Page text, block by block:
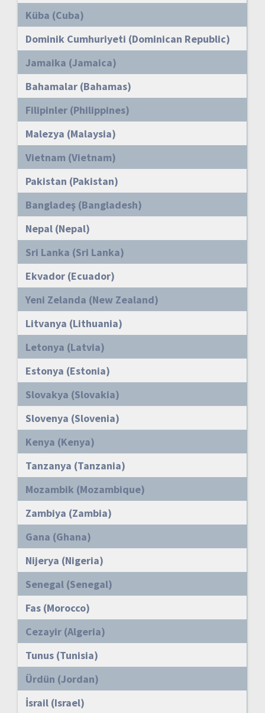
Küba (Cuba)
Dominik Cumhuriyeti (Dominican Republic)
Jamaika (Jamaica)
Bahamalar (Bahamas)
Filipinler (Philippines)
Malezya (Malaysia)
Vietnam (Vietnam)
Pakistan (Pakistan)
Bangladeş (Bangladesh)
Nepal (Nepal)
Sri Lanka (Sri Lanka)
Ekvador (Ecuador)
Yeni Zelanda (New Zealand)
Litvanya (Lithuania)
Letonya (Latvia)
Estonya (Estonia)
Slovakya (Slovakia)
Slovenya (Slovenia)
Kenya (Kenya)
Tanzanya (Tanzania)
Mozambik (Mozambique)
Zambiya (Zambia)
Gana (Ghana)
Nijerya (Nigeria)
Senegal (Senegal)
Fas (Morocco)
Cezayir (Algeria)
Tunus (Tunisia)
Ürdün (Jordan)
İsrail (Israel)